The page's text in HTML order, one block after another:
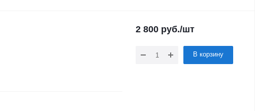
2 800 руб./шт
В корзину